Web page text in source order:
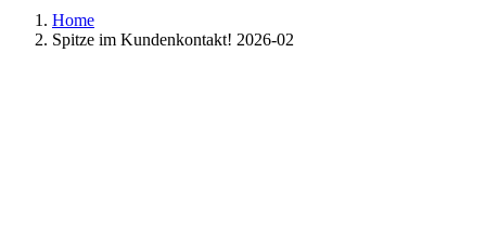
Home
Spitze im Kundenkontakt! 2026-02